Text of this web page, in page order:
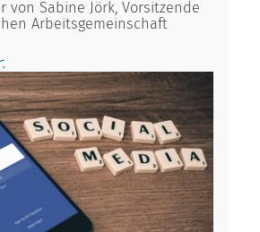
von Sabine Jörk, Vorsitzende
Arbeitsgemeinschaft